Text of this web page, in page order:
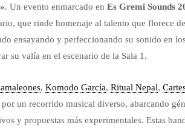
. Un evento enmarcado en Es Gremi Sounds
que rinde homenaje al talento que florece
ensayando y perfeccionando su sonido en
su valía en el escenario de la Sala 1.
, Komodo García, Ritual Nepal,
un recorrido musical diverso, abarcando
y propuestas más experimentales. Estas